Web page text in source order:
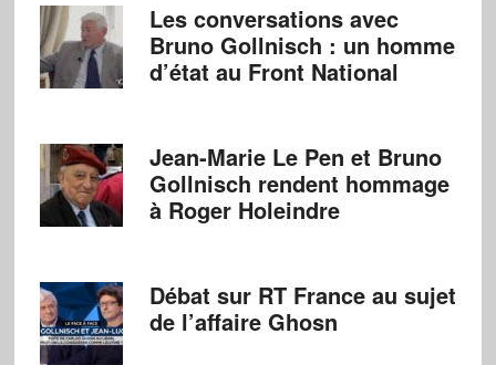
Les conversations avec
Bruno Gollnisch : un homme
d’état au Front National
Jean-Marie Le Pen et Bruno
Gollnisch rendent hommage
à Roger Holeindre
Débat sur RT France au sujet
de l’affaire Ghosn